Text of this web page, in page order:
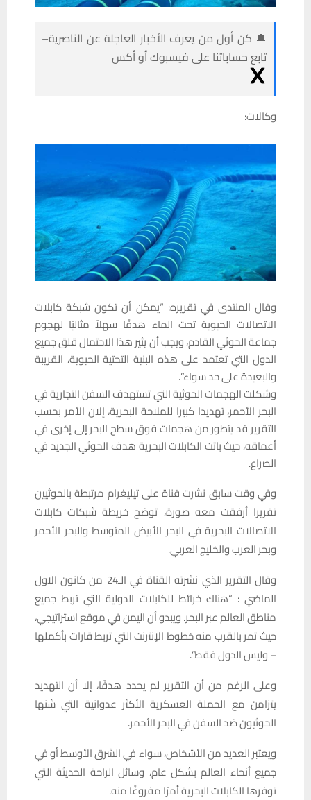
🔔 كن أول من يعرف الأخبار العاجلة عن الناصرية–
تابع حساباتنا على فيسبوك أو أكس
وكالات:
وقال المنتدى في تقريره: “يمكن أن تكون شبكة كابلات
الاتصالات الحيوية تحت الماء هدفًا سهلاً مثاليًا لهجوم
جماعة الحوثي القادم، ويجب أن يثير هذا الاحتمال قلق جميع
الدول التي تعتمد على هذه البنية التحتية الحيوية، القريبة
والبعيدة على حد سواء”.
وشكلت الهجمات الحوثية التي تستهدف السفن التجارية في
البحر الأحمر، تهديدا كبيرا للملاحة البحرية، إلان الأمر بحسب
التقرير قد يتطور من هجمات فوق سطح البحر إلى إخرى في
أعماقه، حيث باتت الكابلات البحرية هدف الحوثي الجديد في
الصراع.
وفي وقت سابق نشرت قناة على تيليغرام مرتبطة بالحوثيين
تقريرا أرفقت معه صورة، توضح خريطة شبكات كابلات
الاتصالات البحرية في البحر الأبيض المتوسط والبحر الأحمر
وبحر العرب والخليج العربي.
وقال التقرير الذي نشرته القناة في الـ24 من كانون الاول
الماضي : “هناك خرائط للكابلات الدولية التي تربط جميع
مناطق العالم عبر البحر. ويبدو أن اليمن في موقع استراتيجي،
حيث تمر بالقرب منه خطوط الإنترنت التي تربط قارات بأكملها
– وليس الدول فقط”.
وعلى الرغم من أن التقرير لم يحدد هدفًا، إلا أن التهديد
يتزامن مع الحملة العسكرية الأكثر عدوانية التي شنها
الحوثيون ضد السفن في البحر الأحمر.
ويعتبر العديد من الأشخاص، سواء في الشرق الأوسط أو في
جميع أنحاء العالم بشكل عام، وسائل الراحة الحديثة التي
توفرها الكابلات البحرية أمرًا مفروغًا منه.